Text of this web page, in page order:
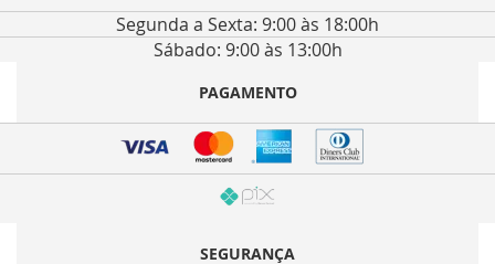
Segunda a Sexta: 9:00 às 18:00h
Sábado: 9:00 às 13:00h
PAGAMENTO
SEGURANÇA